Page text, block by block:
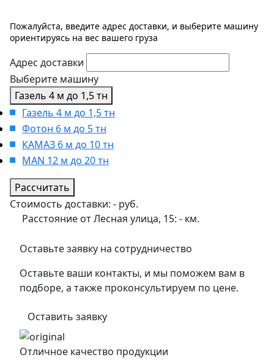
Пожалуйста, введите адрес доставки, и выберите машину
ориентируясь на вес вашего груза
Адрес доставки
Выберите машину
Газель 4 м до 1,5 тн
Газель 4 м до 1,5 тн
Фотон 6 м до 5 тн
КАМАЗ 6 м до 10 тн
MAN 12 м до 20 тн
Рассчитать
Стоимость доставки: - руб.
Расстояние от Лесная улица, 15: - км.
Оставьте заявку на сотрудничество
Оставьте ваши контакты, и мы поможем вам в
подборе, а также проконсультируем по цене.
Оставить заявку
Отличное качество продукции